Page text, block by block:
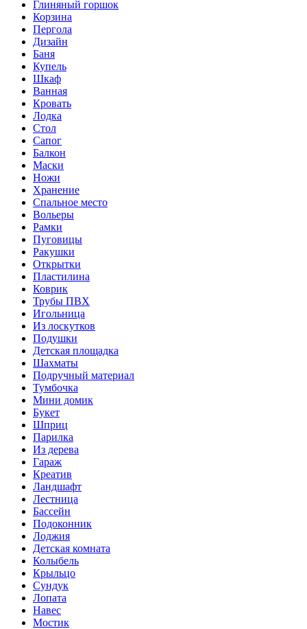
Глиняный горшок
Корзина
Пергола
Дизайн
Баня
Купель
Шкаф
Ванная
Кровать
Лодка
Стол
Сапог
Балкон
Маски
Ножи
Хранение
Спальное место
Вольеры
Рамки
Пуговицы
Ракушки
Открытки
Пластилина
Коврик
Трубы ПВХ
Игольница
Из лоскутков
Подушки
Детская площадка
Шахматы
Подручный материал
Тумбочка
Мини домик
Букет
Шприц
Парилка
Из дерева
Гараж
Креатив
Ландшафт
Лестница
Бассейн
Подоконник
Лоджия
Детская комната
Колыбель
Крыльцо
Сундук
Лопата
Навес
Мостик